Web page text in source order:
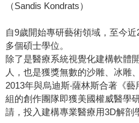
（Sandis Kondrats）
自9歲開始專研藝術領域，至今
多個碩士學位。
除了是醫療系統視覺化建構軟體
人，也是獲獎無數的沙雕、冰雕
2013年與烏迪斯‧薩林斯合著《
組的創作團隊即獲美國權威醫學
請，投入建構專業醫療用3D解剖